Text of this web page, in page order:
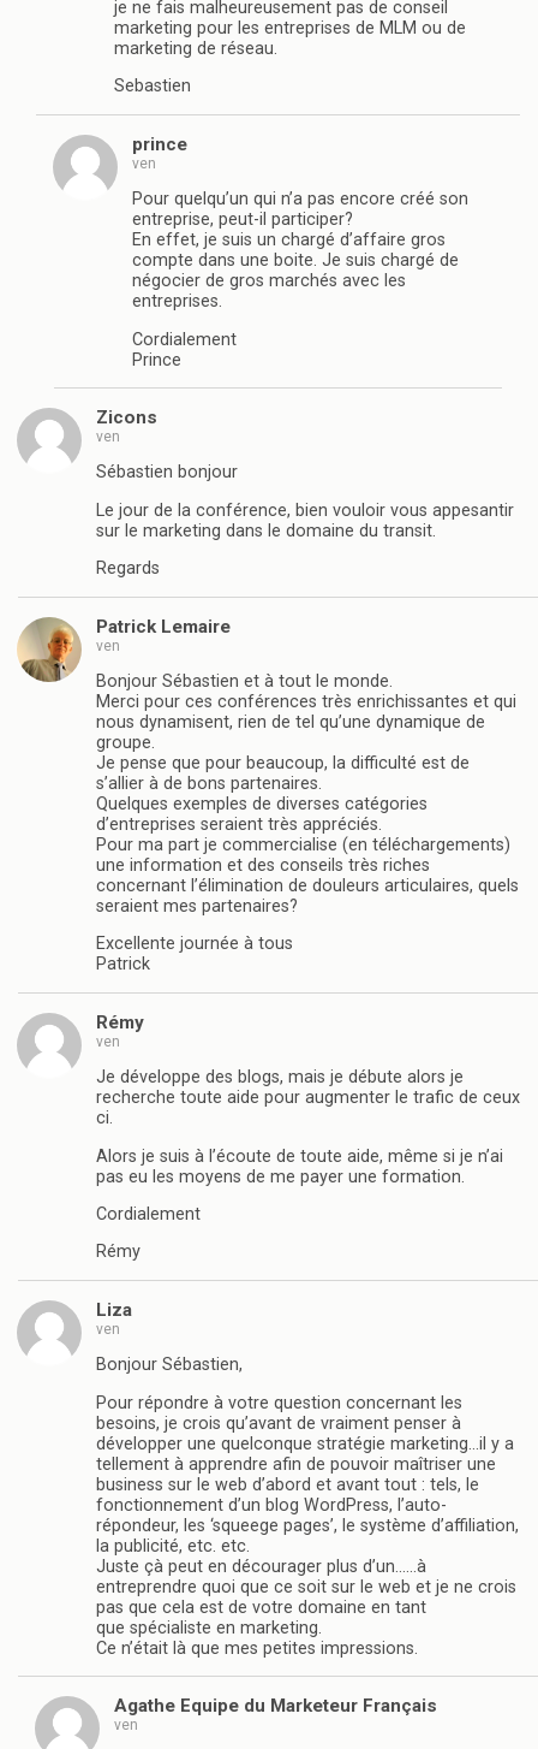
je ne fais malheureusement pas de conseil
marketing pour les entreprises de MLM ou de
marketing de réseau.
Sebastien
prince
ven
Pour quelqu’un qui n’a pas encore créé son
entreprise, peut-il participer?
En effet, je suis un chargé d’affaire gros
compte dans une boite. Je suis chargé de
négocier de gros marchés avec les
entreprises.
Cordialement
Prince
Zicons
ven
Sébastien bonjour
Le jour de la conférence, bien vouloir vous appesantir
sur le marketing dans le domaine du transit.
Regards
Patrick Lemaire
ven
Bonjour Sébastien et à tout le monde.
Merci pour ces conférences très enrichissantes et qui
nous dynamisent, rien de tel qu’une dynamique de
groupe.
Je pense que pour beaucoup, la difficulté est de
s’allier à de bons partenaires.
Quelques exemples de diverses catégories
d’entreprises seraient très appréciés.
Pour ma part je commercialise (en téléchargements)
une information et des conseils très riches
concernant l’élimination de douleurs articulaires, quels
seraient mes partenaires?
Excellente journée à tous
Patrick
Rémy
ven
Je développe des blogs, mais je débute alors je
recherche toute aide pour augmenter le trafic de ceux
ci.
Alors je suis à l’écoute de toute aide, même si je n’ai
pas eu les moyens de me payer une formation.
Cordialement
Rémy
Liza
ven
Bonjour Sébastien,
Pour répondre à votre question concernant les
besoins, je crois qu’avant de vraiment penser à
développer une quelconque stratégie marketing…il y a
tellement à apprendre afin de pouvoir maîtriser une
business sur le web d’abord et avant tout : tels, le
fonctionnement d’un blog WordPress, l’auto-
répondeur, les ‘squeege pages’, le système d’affiliation,
la publicité, etc. etc.
Juste çà peut en décourager plus d’un……à
entreprendre quoi que ce soit sur le web et je ne crois
pas que cela est de votre domaine en tant
que spécialiste en marketing.
Ce n’était là que mes petites impressions.
Agathe Equipe du Marketeur Français
ven